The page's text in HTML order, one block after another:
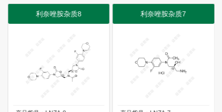
维生素B6杂质
西洛他唑杂质
缬沙坦杂质
利奈唑胺杂质8 利奈唑胺杂质7